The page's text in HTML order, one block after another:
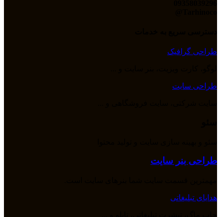
طراحی گرافیک
طراحی سایت
طراحی بنر سایت
هدایای تبلیغاتی